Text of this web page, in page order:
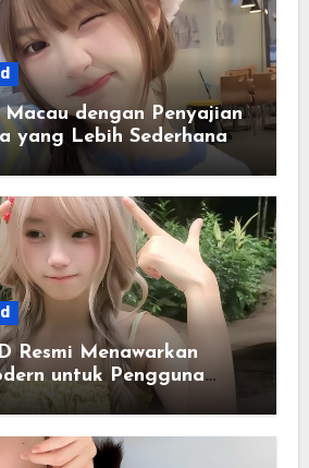
Macau dengan Penyajian
yang Lebih Sederhana
Resmi Menawarkan
untuk Pengguna